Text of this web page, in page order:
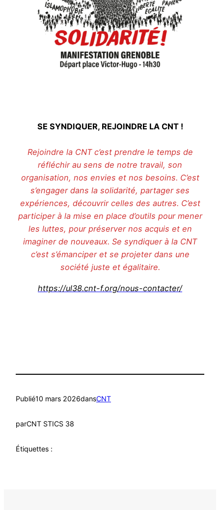
SE SYNDIQUER, REJOINDRE LA CNT !
Rejoindre la CNT c’est prendre le temps de
réfléchir au sens de notre travail, son
organisation, nos envies et nos besoins. C’est
s’engager dans la solidarité, partager ses
expériences, découvrir celles des autres. C’est
participer à la mise en place d’outils pour mener
les luttes, pour préserver nos acquis et en
imaginer de nouveaux. Se syndiquer à la CNT
c’est s’émanciper et se projeter dans une
société juste et égalitaire.
https://ul38.cnt-f.org/nous-contacter/
Publié10 mars 2026dansCNT
parCNT STICS 38
Étiquettes :